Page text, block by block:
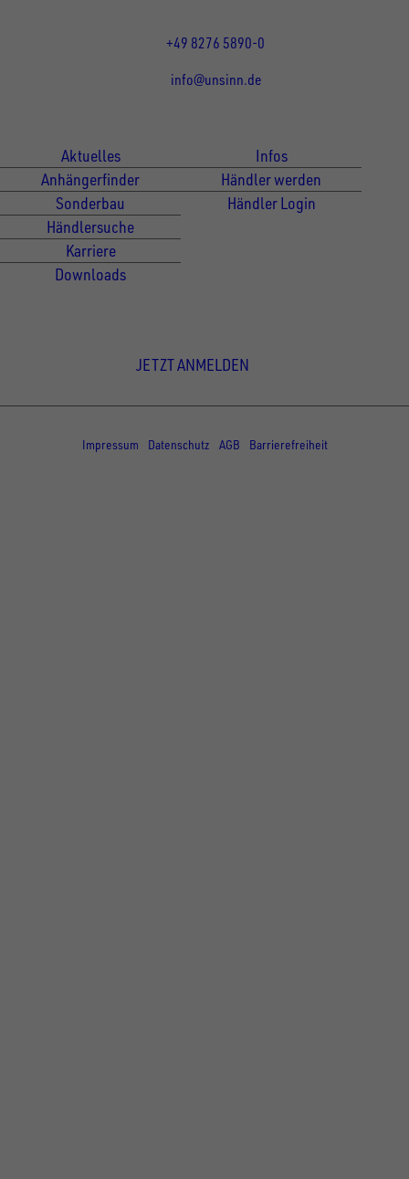
+49 8276 5890-0
info@unsinn.de
Aktuelles
Anhängerfinder
Sonderbau
Händlersuche
Karriere
Downloads
Infos
Händler werden
Händler Login
JETZT ANMELDEN
Impressum
Datenschutz AGB Barrierefreiheit